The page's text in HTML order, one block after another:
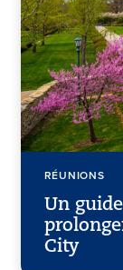
RÉUNIONS
Un
City